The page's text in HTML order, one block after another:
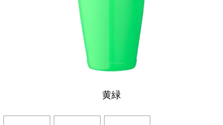
黄緑